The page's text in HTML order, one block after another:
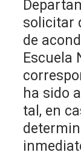
solicitar
de
Escuela
ha sido
tal, en